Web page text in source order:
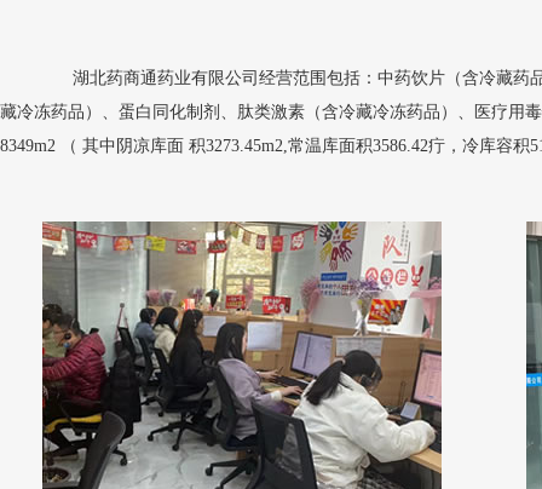
湖北药商通药业有限公司经营范围包括：中药饮片（含冷藏药品
藏冷冻药品）、蛋白同化制剂、肽类激素（含冷藏冷冻药品）、医疗用
8349m2 （ 其中阴凉库面 积3273.45m2,常温库面积3586.42疔，冷库容